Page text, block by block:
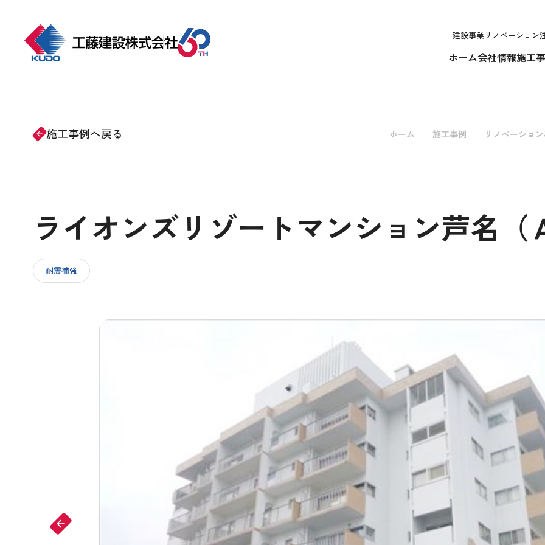
施工事例
CSRの取り組み
お問い合わせ
建設事業 リノベーション
ホーム会社情報施工
arrow_forward 施工事例へ戻る ホーム 施工事例 リノベーショ
ライオンズリゾートマンション芦名（
耐震補強
arrow_forward